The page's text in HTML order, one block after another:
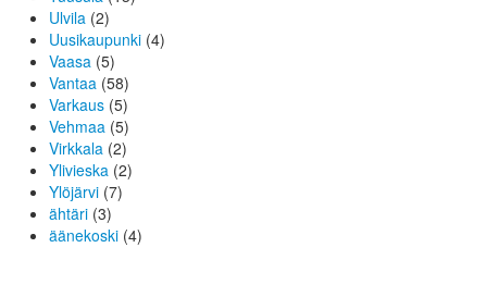
Ulvila (2)
Uusikaupunki (4)
Vaasa (5)
Vantaa (58)
Varkaus (5)
Vehmaa (5)
Virkkala (2)
Ylivieska (2)
Ylöjärvi (7)
ähtäri (3)
äänekoski (4)